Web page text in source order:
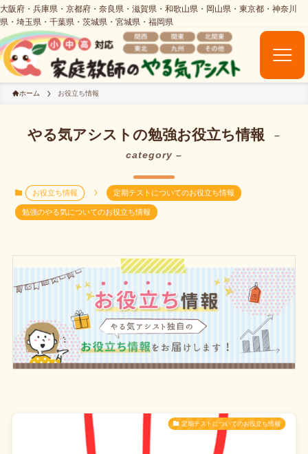
ホーム お役立ち情報
やる気アシストの勉強お役立ち情報
–
category –
お役立ち情報 定期テストについてのお役立ち情報
勉強のやる気についてのお役立ち情報
定期テストについてのお役立ち情報